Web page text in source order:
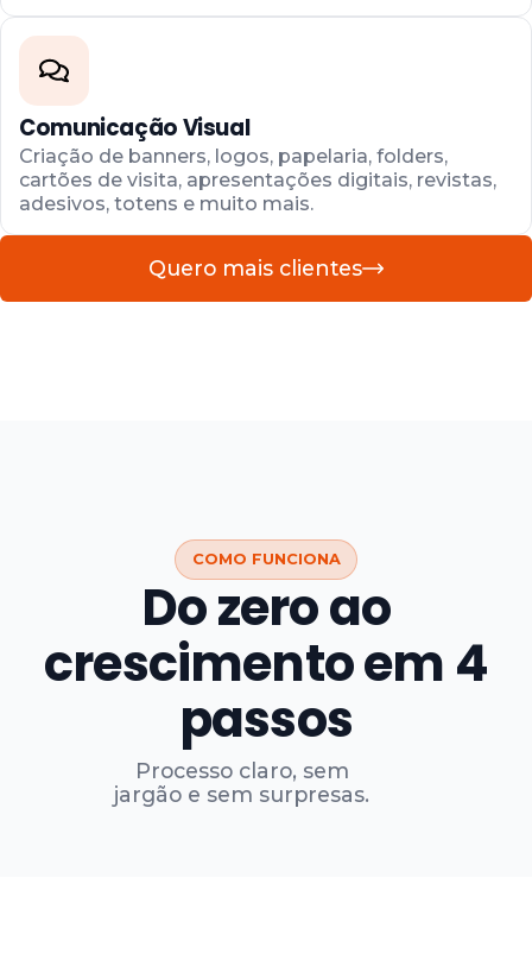
Comunicação Visual​
Criação de banners, logos, papelaria, folders,
cartões de visita, apresentações digitais, revistas,
adesivos, totens e muito mais.
Quero mais clientes
COMO FUNCIONA
Do zero ao
crescimento em 4
passos
Processo claro, sem
jargão e sem surpresas.